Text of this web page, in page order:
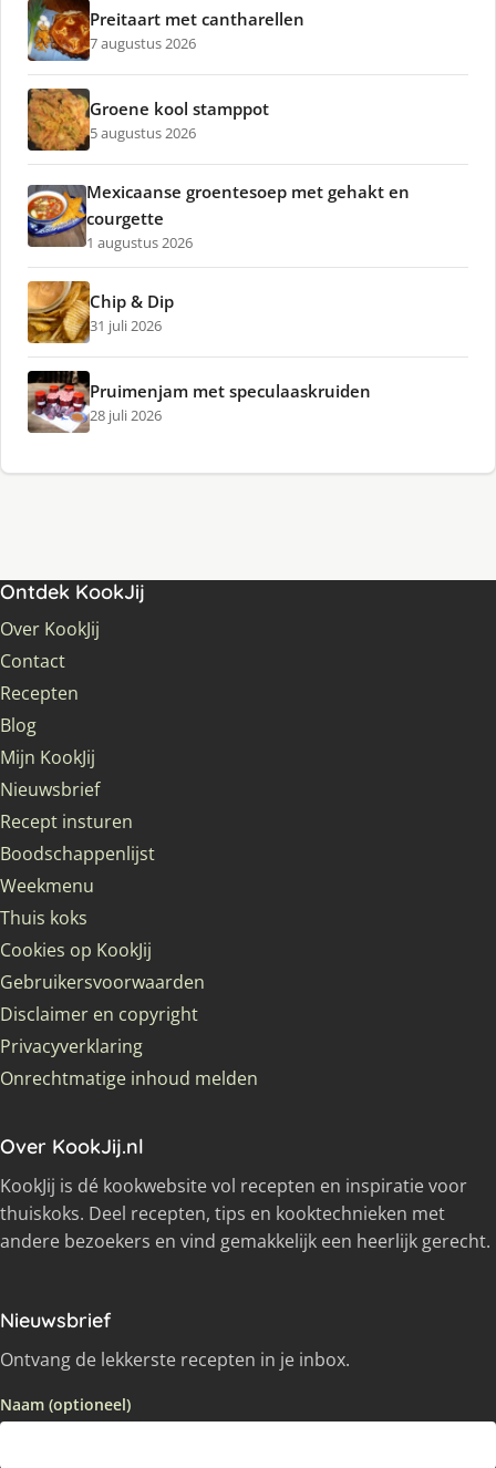
Preitaart met cantharellen
7 augustus 2026
Groene kool stamppot
5 augustus 2026
Mexicaanse groentesoep met gehakt en
courgette
1 augustus 2026
Chip & Dip
31 juli 2026
Pruimenjam met speculaaskruiden
28 juli 2026
Ontdek KookJij
Over KookJij
Contact
Recepten
Blog
Mijn KookJij
Nieuwsbrief
Recept insturen
Boodschappenlijst
Weekmenu
Thuis koks
Cookies op KookJij
Gebruikersvoorwaarden
Disclaimer en copyright
Privacyverklaring
Onrechtmatige inhoud melden
Over KookJij.nl
KookJij is dé kookwebsite vol recepten en inspiratie voor
thuiskoks. Deel recepten, tips en kooktechnieken met
andere bezoekers en vind gemakkelijk een heerlijk gerecht.
Nieuwsbrief
Ontvang de lekkerste recepten in je inbox.
Naam (optioneel)